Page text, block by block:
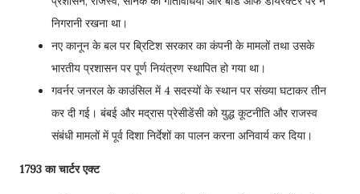
निगरानी रखना था।
नए कानून के बल पर ब्रिटिश सरकार का कंपनी के मामलों तथा उसके
भारतीय प्रशासन पर पूर्ण नियंत्रण स्थापित हो गया था।
गवर्नर जनरल के काउंसिल में 4 सदस्यों के स्थान पर संख्या घटाकर तीन
कर दी गई। बंबई और मद्रास प्रेसीडेंसी को युद्ध कूटनीति और राजस्व
संबंधी मामलों में पूर्व दिशा निर्देशों का पालन करना अनिवार्य कर दिया।
1793 का चार्टर एक्ट